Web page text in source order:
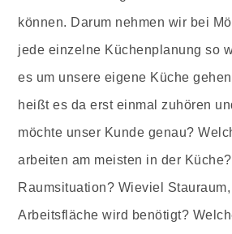
können. Darum nehmen wir bei
jede einzelne Küchenplanung so
es um unsere eigene Küche
heißt es da erst einmal zuhören
möchte unser Kunde genau?
arbeiten am meisten in der
Raumsituation? Wieviel Stauraum,
Arbeitsfläche wird benötigt?